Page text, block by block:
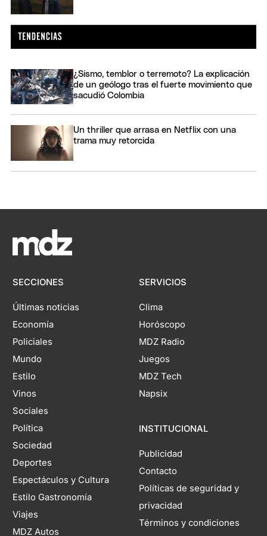
¿Sismo, temblor o terremoto? La explicación
de un geólogo tras el fuerte movimiento que
sacudió Colombia
Un thriller que arrasa en Netflix con una
trama muy retorcida
SECCIONES
Últimas noticias
Economía
Policiales
Mundo
Estilo
Vinos
Sociales
Política
Sociedad
Deportes
Espectáculos y Cultura
Estilo Gastronomía
Viajes
MDZ Autos
SERVICIOS
Clima
Horóscopo
MDZ Radio
Juegos
MDZ Tech
Napsix
INSTITUCIONAL
Publicidad
Contacto
Políticas de seguridad y
privacidad
Términos y condiciones